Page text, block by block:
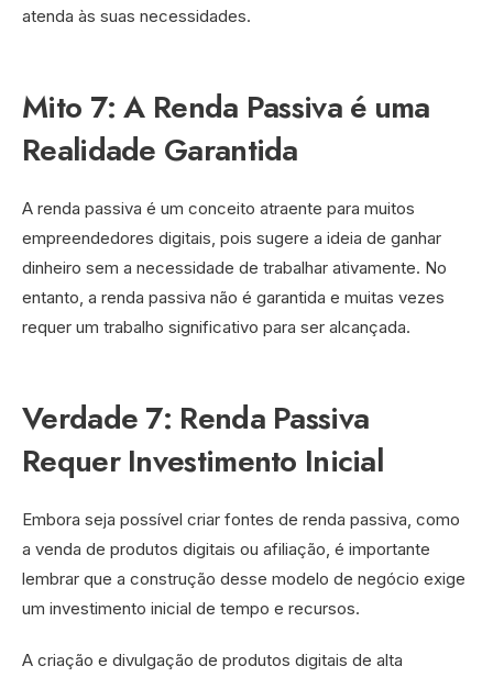
atenda às suas necessidades.
Mito 7: A Renda Passiva é uma
Realidade Garantida
A renda passiva é um conceito atraente para muitos
empreendedores digitais, pois sugere a ideia de ganhar
dinheiro sem a necessidade de trabalhar ativamente. No
entanto, a renda passiva não é garantida e muitas vezes
requer um trabalho significativo para ser alcançada.
Verdade 7: Renda Passiva
Requer Investimento Inicial
Embora seja possível criar fontes de renda passiva, como
a venda de produtos digitais ou afiliação, é importante
lembrar que a construção desse modelo de negócio exige
um investimento inicial de tempo e recursos.
A criação e divulgação de produtos digitais de alta